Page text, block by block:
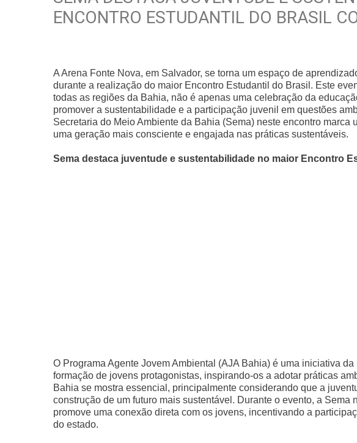
ENCONTRO ESTUDANTIL DO BRASIL
A Arena Fonte Nova, em Salvador, se torna um espaço de
durante a realização do maior Encontro Estudantil do Brasil. Este
todas as regiões da Bahia, não é apenas uma celebração da
promover a sustentabilidade e a participação juvenil em questões
Secretaria do Meio Ambiente da Bahia (Sema) neste encontro marca
uma geração mais consciente e engajada nas práticas sustentáveis.
Sema destaca juventude e sustentabilidade no maior Encontro
O Programa Agente Jovem Ambiental (AJA Bahia) é uma iniciativa
formação de jovens protagonistas, inspirando-os a adotar práticas
Bahia se mostra essencial, principalmente considerando que a
construção de um futuro mais sustentável. Durante o evento, a Sema
promove uma conexão direta com os jovens, incentivando a
do estado.